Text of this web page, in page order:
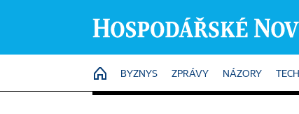
HOME
BYZNYS ZPRÁVY NÁZORY TECH